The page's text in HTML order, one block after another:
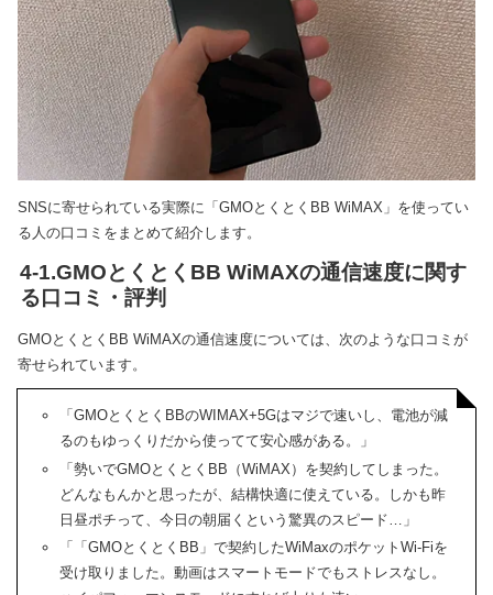
SNSに寄せられている実際に「GMOとくとくBB WiMAX」を使ってい
る人の口コミをまとめて紹介します。
4-1.GMOとくとくBB WiMAXの通信速度に関す
る口コミ・評判
GMOとくとくBB WiMAXの通信速度については、次のような口コミが
寄せられています。
「GMOとくとくBBのWIMAX+5Gはマジで速いし、電池が減
るのもゆっくりだから使ってて安心感がある。」
「勢いでGMOとくとくBB（WiMAX）を契約してしまった。
どんなもんかと思ったが、結構快適に使えている。しかも昨
日昼ポチって、今日の朝届くという驚異のスピード…」
「「GMOとくとくBB」で契約したWiMaxのポケットWi-Fiを
受け取りました。動画はスマートモードでもストレスなし。